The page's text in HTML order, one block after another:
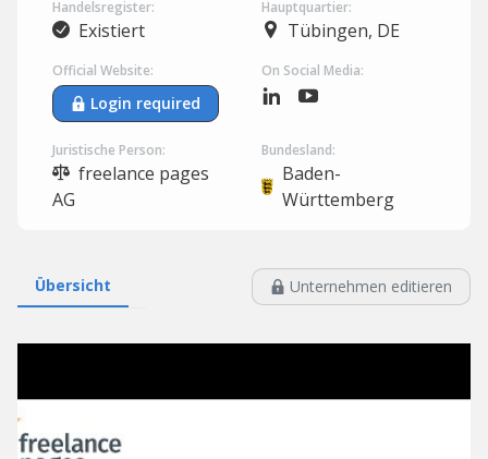
Handelsregister:
Existiert
Hauptquartier:
Tübingen, DE
Official Website:
Login required
On Social Media:
Juristische Person:
freelance pages
AG
Bundesland:
Baden-
Württemberg
Übersicht Unternehmen editieren